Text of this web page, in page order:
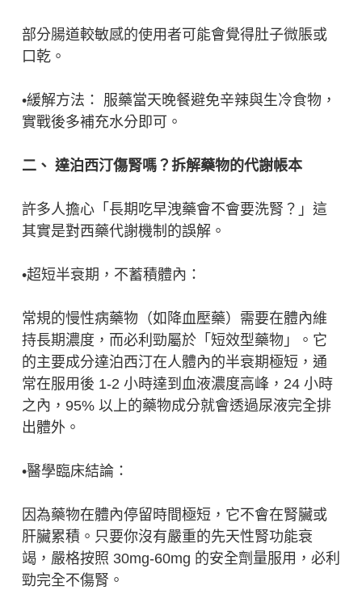
部分腸道較敏感的使用者可能會覺得肚子微脹或
口乾。
•緩解方法： 服藥當天晚餐避免辛辣與生冷食物，
實戰後多補充水分即可。
二、 達泊西汀傷腎嗎？拆解藥物的代謝帳本
許多人擔心「長期吃早洩藥會不會要洗腎？」這
其實是對西藥代謝機制的誤解。
•超短半衰期，不蓄積體內：
常規的慢性病藥物（如降血壓藥）需要在體內維
持長期濃度，而必利勁屬於「短效型藥物」。它
的主要成分達泊西汀在人體內的半衰期極短，通
常在服用後 1-2 小時達到血液濃度高峰，24 小時
之內，95% 以上的藥物成分就會透過尿液完全排
出體外。
•醫學臨床結論：
因為藥物在體內停留時間極短，它不會在腎臟或
肝臟累積。只要你沒有嚴重的先天性腎功能衰
竭，嚴格按照 30mg-60mg 的安全劑量服用，必利
勁完全不傷腎。